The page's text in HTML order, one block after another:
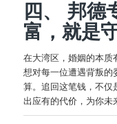
四、 邦德
富，就是
在大湾区，婚姻的本质
想对每一位遭遇背叛的
算。追回这笔钱，不仅
出应有的代价，为你未